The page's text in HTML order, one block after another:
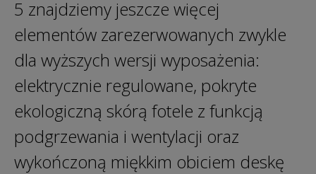
5 znajdziemy jeszcze więcej
elementów zarezerwowanych zwykle
dla wyższych wersji wyposażenia:
elektrycznie regulowane, pokryte
ekologiczną skórą fotele z funkcją
podgrzewania i wentylacji oraz
wykończoną miękkim obiciem deskę